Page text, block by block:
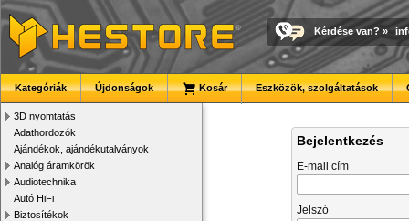
Kérdése van? »
Kategóriák Újdonságok Kosár Eszközök, szolgáltatások
3D nyomtatás
Adathordozók
Ajándékok, ajándékutalványok
Analóg áramkörök
Audiotechnika
Autó HiFi
Biztosítékok
Bejelentkezés
E-mail cím
Jelszó